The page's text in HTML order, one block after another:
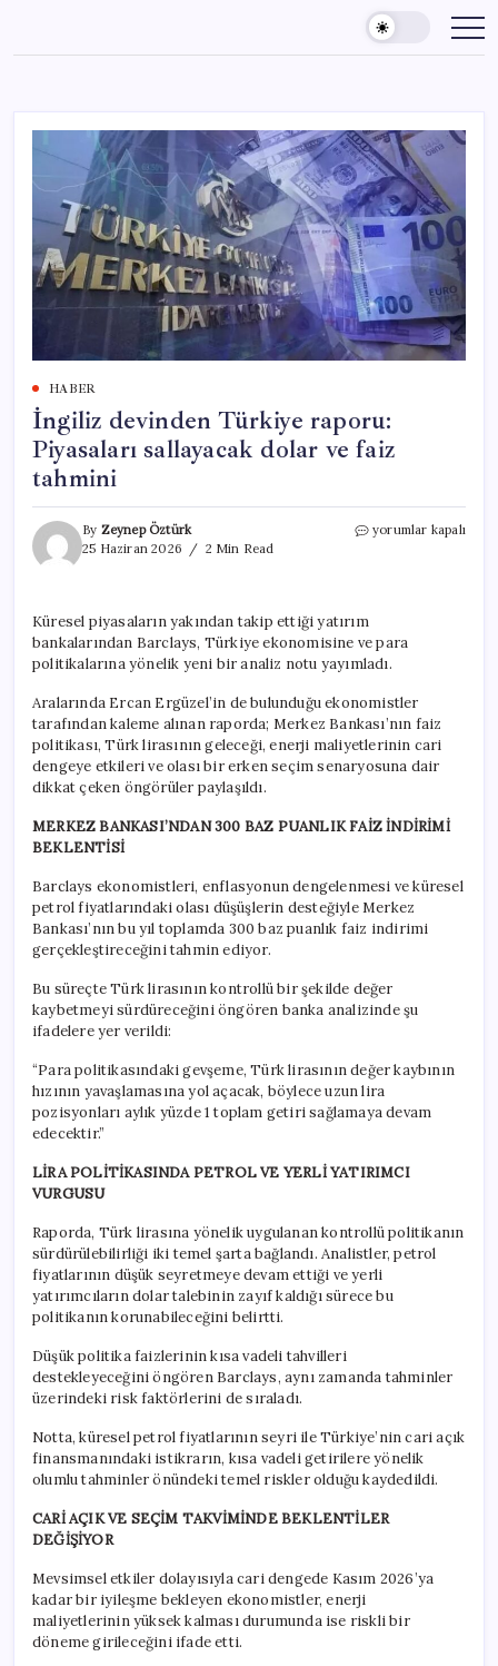
content
HABER
İngiliz devinden Türkiye raporu:
Piyasaları sallayacak dolar ve faiz
tahmini
By Zeynep Öztürk
25 Haziran 2026
2 Min Read
İngiliz
dolar
ve
tahmini
için
yorumlar kapalı
Küresel piyasaların yakından takip ettiği yatırım
bankalarından Barclays, Türkiye ekonomisine ve para
politikalarına yönelik yeni bir analiz notu yayımladı.
Aralarında Ercan Ergüzel’in de bulunduğu ekonomistler
tarafından kaleme alınan raporda; Merkez Bankası’nın faiz
politikası, Türk lirasının geleceği, enerji maliyetlerinin cari
dengeye etkileri ve olası bir erken seçim senaryosuna dair
dikkat çeken öngörüler paylaşıldı.
MERKEZ BANKASI’NDAN 300 BAZ PUANLIK FAİZ İNDİRİMİ
BEKLENTİSİ
Barclays ekonomistleri, enflasyonun dengelenmesi ve küresel
petrol fiyatlarındaki olası düşüşlerin desteğiyle Merkez
Bankası’nın bu yıl toplamda 300 baz puanlık faiz indirimi
gerçekleştireceğini tahmin ediyor.
Bu süreçte Türk lirasının kontrollü bir şekilde değer
kaybetmeyi sürdüreceğini öngören banka analizinde şu
ifadelere yer verildi:
“Para politikasındaki gevşeme, Türk lirasının değer kaybının
hızının yavaşlamasına yol açacak, böylece uzun lira
pozisyonları aylık yüzde 1 toplam getiri sağlamaya devam
edecektir.”
LİRA POLİTİKASINDA PETROL VE YERLİ YATIRIMCI
VURGUSU
Raporda, Türk lirasına yönelik uygulanan kontrollü politikanın
sürdürülebilirliği iki temel şarta bağlandı. Analistler, petrol
fiyatlarının düşük seyretmeye devam ettiği ve yerli
yatırımcıların dolar talebinin zayıf kaldığı sürece bu
politikanın korunabileceğini belirtti.
Düşük politika faizlerinin kısa vadeli tahvilleri
destekleyeceğini öngören Barclays, aynı zamanda tahminler
üzerindeki risk faktörlerini de sıraladı.
Notta, küresel petrol fiyatlarının seyri ile Türkiye’nin cari açık
finansmanındaki istikrarın, kısa vadeli getirilere yönelik
olumlu tahminler önündeki temel riskler olduğu kaydedildi.
CARİ AÇIK VE SEÇİM TAKVİMİNDE BEKLENTİLER
DEĞİŞİYOR
Mevsimsel etkiler dolayısıyla cari dengede Kasım 2026’ya
kadar bir iyileşme bekleyen ekonomistler, enerji
maliyetlerinin yüksek kalması durumunda ise riskli bir
döneme girileceğini ifade etti.